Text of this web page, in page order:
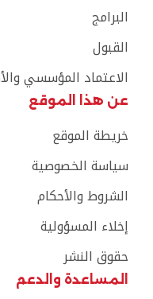
البرامج
القبول
الاعتماد المؤسسي
عن هذا الموقع
خريطة الموقع
سياسة الخصوصية
الشروط والأحكام
إخلاء المسؤولية
حقوق النشر
المساعدة والدعم